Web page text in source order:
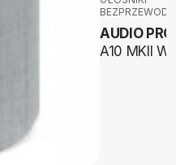
AUDIO PRO
A10 MKII W